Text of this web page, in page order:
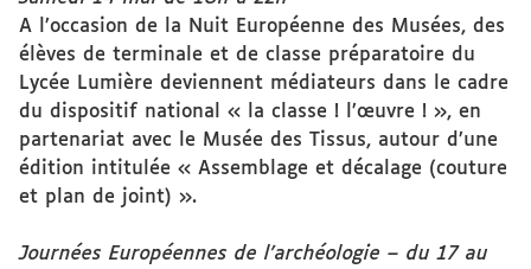
A l’occasion de la Nuit Européenne des Musées, des
élèves de terminale et de classe préparatoire du
Lycée Lumière deviennent médiateurs dans le cadre
du dispositif national « la classe ! l’œuvre ! », en
partenariat avec le Musée des Tissus, autour d’une
édition intitulée « Assemblage et décalage (couture
et plan de joint) ».
Journées Européennes de l’archéologie – du 17 au